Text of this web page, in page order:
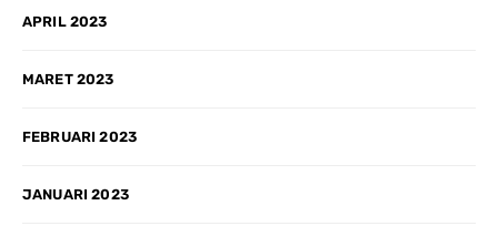
APRIL 2023
MARET 2023
FEBRUARI 2023
JANUARI 2023